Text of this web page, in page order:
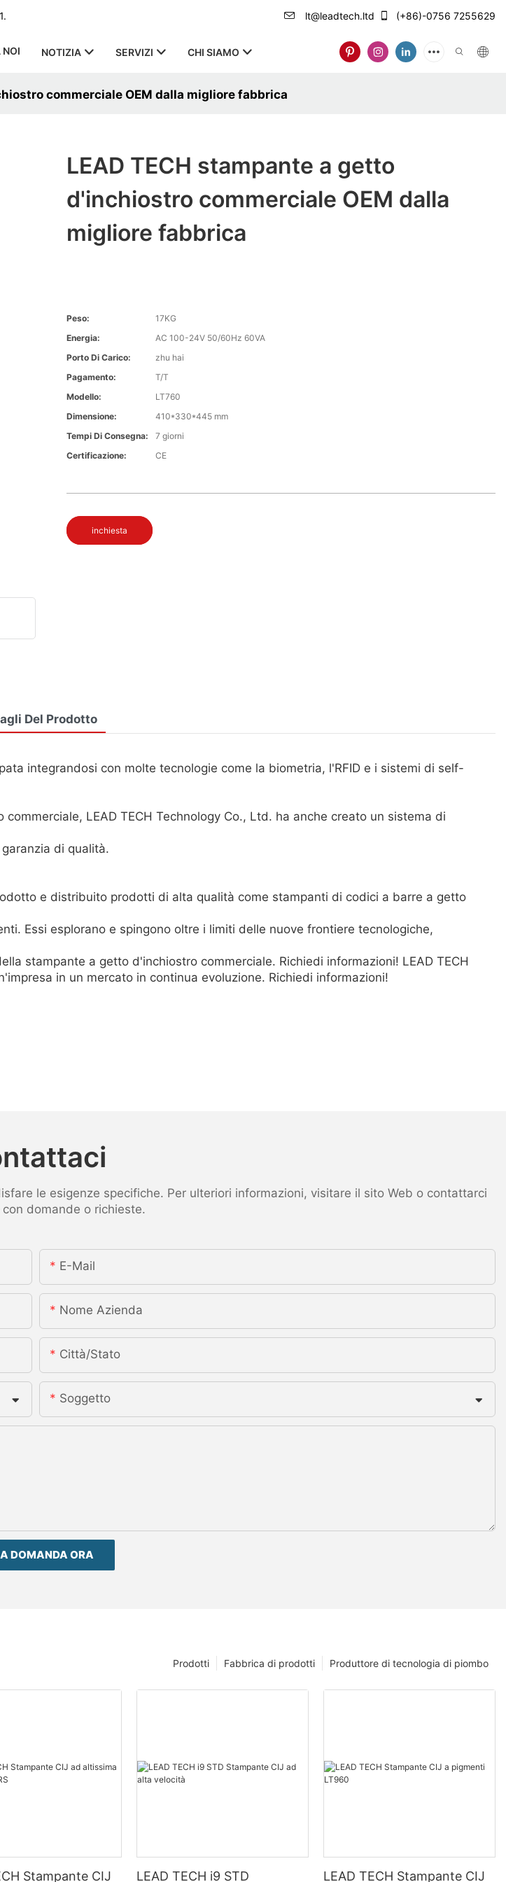
lt@leadtech.ltd (+86)-0756 7255629
NOI NOTIZIA SERVIZI CHI SIAMO
commerciale OEM dalla migliore fabbrica
LEAD TECH stampante a getto
d'inchiostro commerciale OEM dalla
migliore fabbrica
Peso:
17KG
Energia:
AC 100-24V 50/60Hz 60VA
Porto Di Carico:
zhu hai
Pagamento:
T/T
Modello:
LT760
Dimensione:
410*330*445 mm
Tempi Di Consegna:
7 giorni
Certificazione:
CE
inchiesta
Del Prodotto
integrandosi con molte tecnologie come la biometria, l'RFID e i sistemi di self-
LEAD TECH Technology Co., Ltd. ha anche creato un sistema di
di qualità.
e distribuito prodotti di alta qualità come stampanti di codici a barre a getto
Essi esplorano e spingono oltre i limiti delle nuove frontiere tecnologiche,
stampante a getto d'inchiostro commerciale. Richiedi informazioni! LEAD TECH
in un mercato in continua evoluzione. Richiedi informazioni!
le esigenze specifiche. Per ulteriori informazioni, visitare il sito Web o contattarci
domande o richieste.
E-Mail
Nome Azienda
Città/stato
Soggetto
DOMANDA ORA
Produttore di tecnologia di piombo
Fabbrica di prodotti
Prodotti
Stampante CIJ
LEAD TECH i9 STD
LEAD TECH Stampante CIJ